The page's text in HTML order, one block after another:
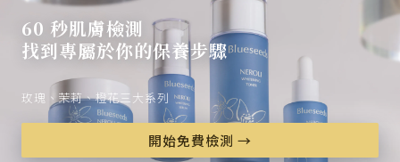
60 秒肌膚檢測
找到專屬於你的保養步驟
玫瑰、茉莉、橙花三大系列
開始免費檢測 →